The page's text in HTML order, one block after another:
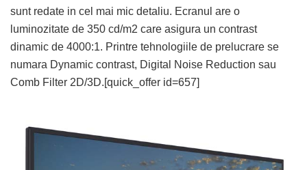
sunt redate in cel mai mic detaliu. Ecranul are o
luminozitate de 350 cd/m2 care asigura un contrast
dinamic de 4000:1. Printre tehnologiile de prelucrare se
numara Dynamic contrast, Digital Noise Reduction sau
Comb Filter 2D/3D.[quick_offer id=657]